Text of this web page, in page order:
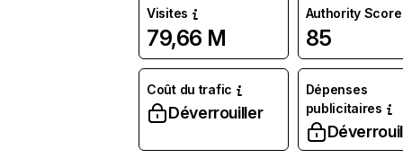
Visites
79,66 M
Authority Score
85
Coût du trafic
Déverrouiller
Dépenses
publicitaires